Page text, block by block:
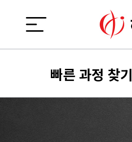
빠른 과정 찾기